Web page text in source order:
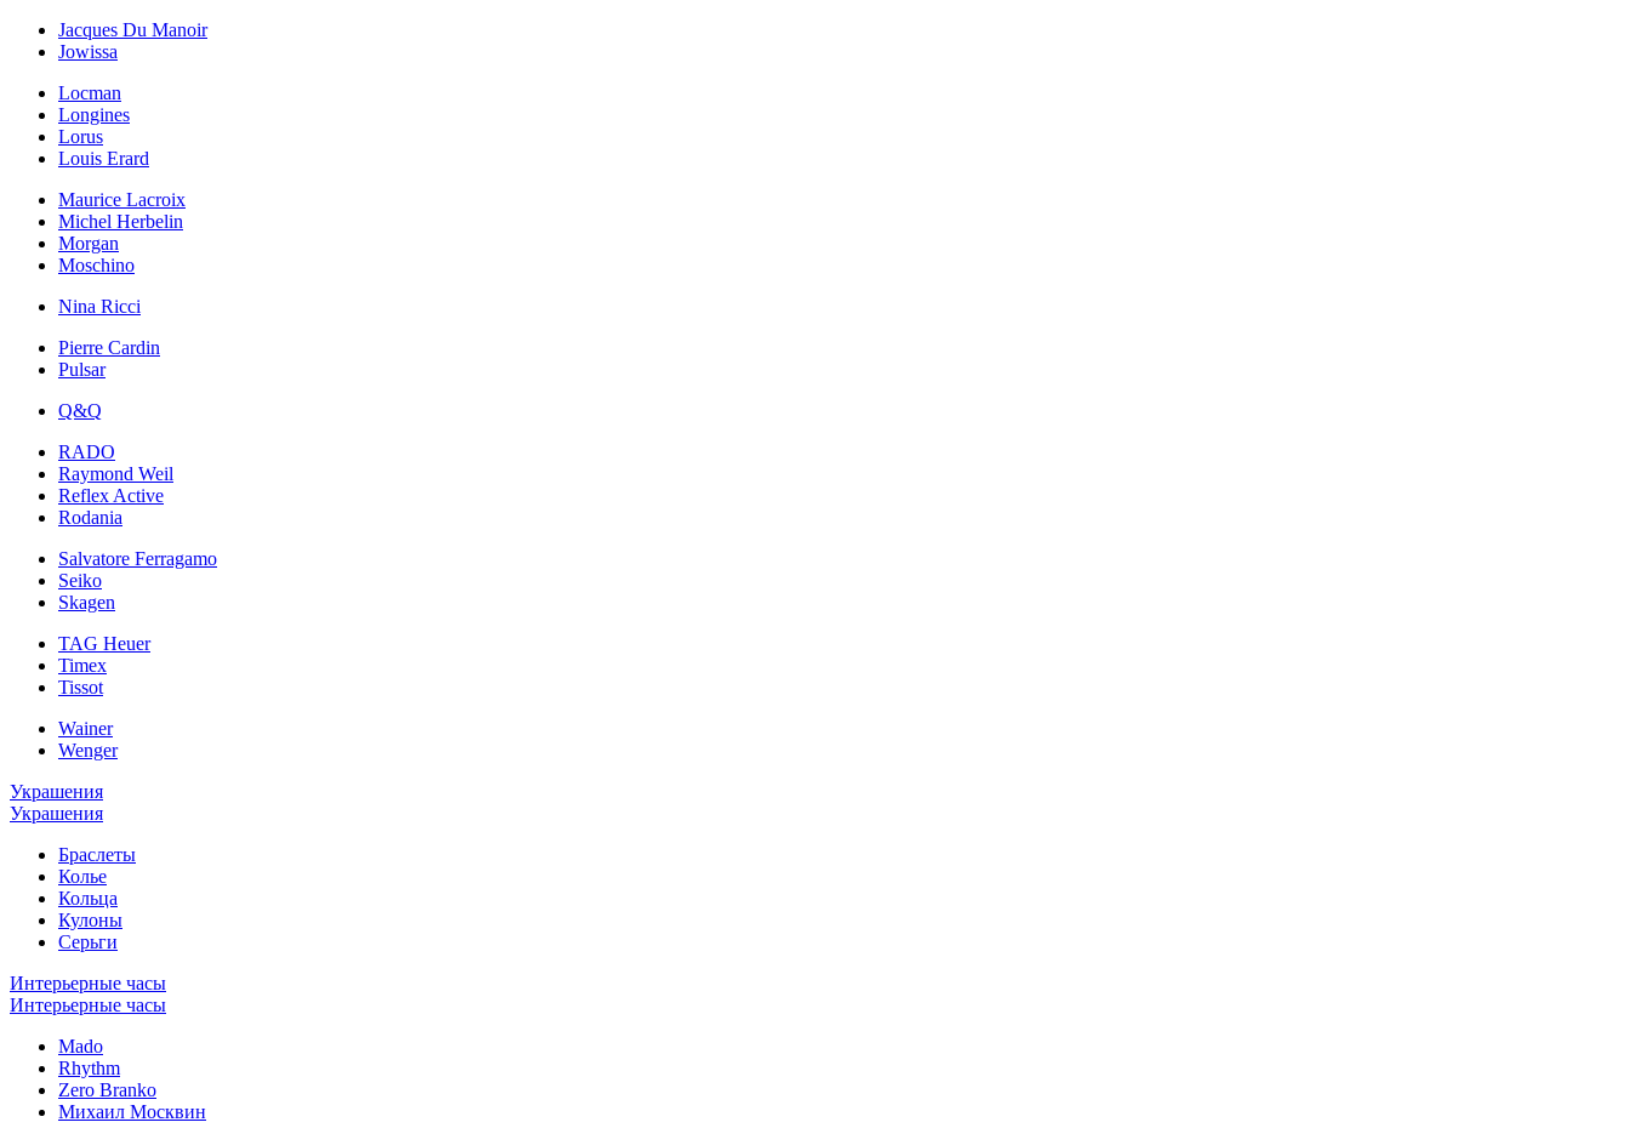
Jacques Du Manoir
Jowissa
Locman
Longines
Lorus
Louis Erard
Maurice Lacroix
Michel Herbelin
Morgan
Moschino
Nina Ricci
Pierre Cardin
Pulsar
Q&Q
RADO
Raymond Weil
Reflex Active
Rodania
Salvatore Ferragamo
Seiko
Skagen
TAG Heuer
Timex
Tissot
Wainer
Wenger
Украшения
Украшения
Браслеты
Колье
Кольца
Кулоны
Серьги
Интерьерные часы
Интерьерные часы
Mado
Rhythm
Zero Branko
Михаил Москвин